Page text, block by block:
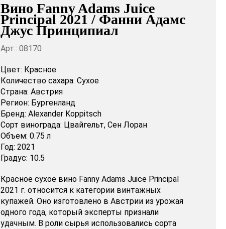
Вино Fanny Adams Juice
Principal 2021 / Фанни Адамс
Джус Принципиал
Арт.: 08170
Цвет: Красное
Количество сахара: Сухое
Страна: Австрия
Регион: Бургенланд
Бренд: Alexander Koppitsch
Сорт винограда: Цвайгельт, Сен Лоран
Объем: 0.75 л
Год: 2021
Градус: 10.5
Красное сухое вино Fanny Adams Juice Principal
2021 г. относится к категории винтажных
купажей. Оно изготовлено в Австрии из урожая
одного года, который эксперты признали
удачным. В роли сырья использовались сорта